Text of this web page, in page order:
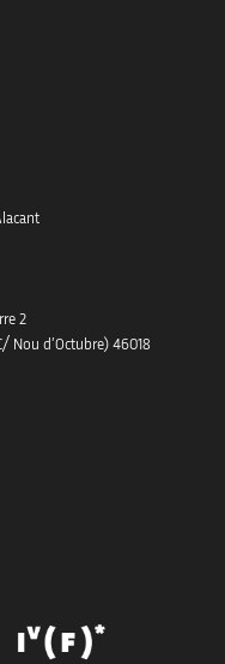
2
Nou d’Octubre) 46018